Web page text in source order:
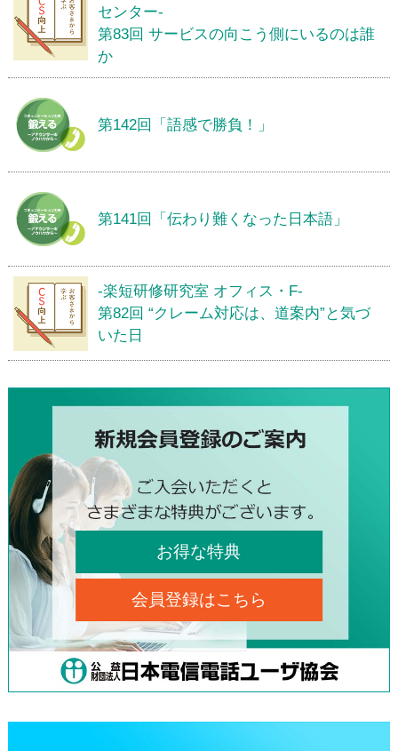
センター-
第83回 サービスの向こう側にいるのは誰
か
第142回「語感で勝負！」
第141回「伝わり難くなった日本語」
-楽短研修研究室 オフィス・F-
第82回 “クレーム対応は、道案内”と気づ
いた日
お得な特典
会員登録はこちら